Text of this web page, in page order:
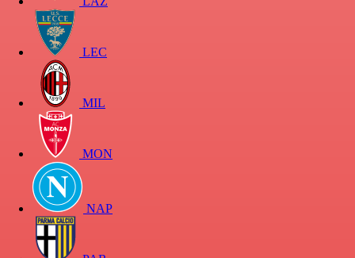
LEC
MIL
MON
NAP